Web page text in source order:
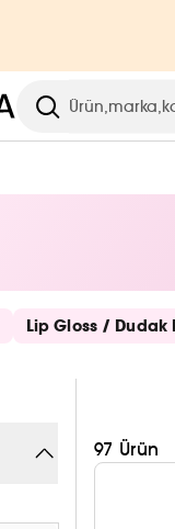
Arama
Lip Gloss / Dudak
97 Ürün